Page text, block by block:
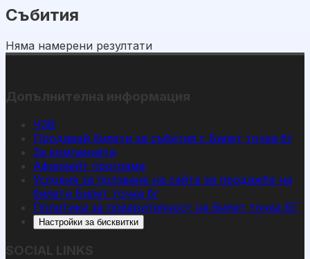
Събития
Няма намерени резултати
Допълнителна информация
ЧЗВ
Продавай билети за събития с Билет точка бг
За компанията
Афилиейт програма
Условия за ползване на сайта за продажба на
билети Билет точка бг
Политика за поверителност на Билет точка БГ
Настройки за бисквитки
SOCIAL LINKS